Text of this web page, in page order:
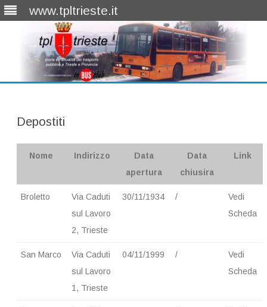
www.tpltrieste.it
Depostiti
Nome Indirizzo
Data
apertura
Data
chiusira
Link
Broletto
Via Caduti
sul Lavoro
2, Trieste
30/11/1934 /
Vedi
Scheda
San Marco
Via Caduti
sul Lavoro
1, Trieste
04/11/1999 /
Vedi
Scheda